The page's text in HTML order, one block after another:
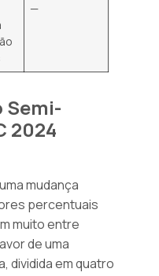
—
Semi-
2024
mudança
percentuais
muito entre
de uma
dividida em quatro